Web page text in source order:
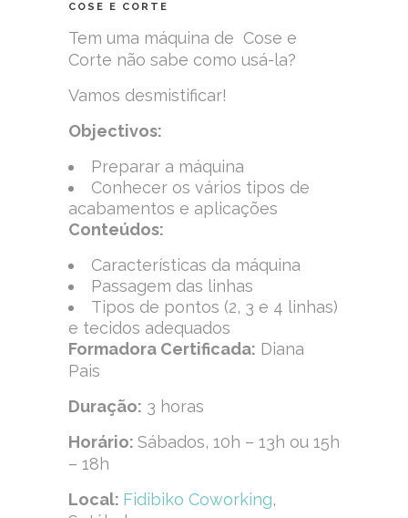
COSE E CORTE
Tem uma máquina de Cose e
Corte não sabe como usá-la?
Vamos desmistificar!
Objectivos:
Preparar a máquina
Conhecer os vários tipos de
acabamentos e aplicações
Conteúdos:
Características da máquina
Passagem das linhas
Tipos de pontos (2, 3 e 4 linhas)
e tecidos adequados
Formadora Certificada: Diana
Pais
Duração: 3 horas
Horário: Sábados, 10h – 13h ou 15h
– 18h
Local: Fidibiko Coworking,